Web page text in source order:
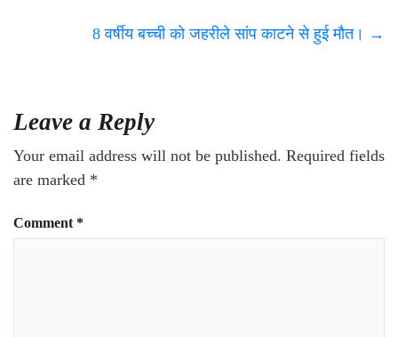
8 वर्षीय बच्ची को जहरीले सांप काटने से हुई मौत। →
Leave a Reply
Your email address will not be published. Required fields
are marked *
Comment *